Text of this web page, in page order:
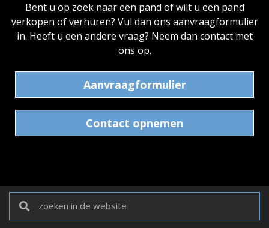
Bent u op zoek naar een pand of wilt u een pand
verkopen of verhuren? Vul dan ons aanvraagformulier
in. Heeft u een andere vraag? Neem dan contact met
ons op.
Aanvraagformulier
Contact opnemen